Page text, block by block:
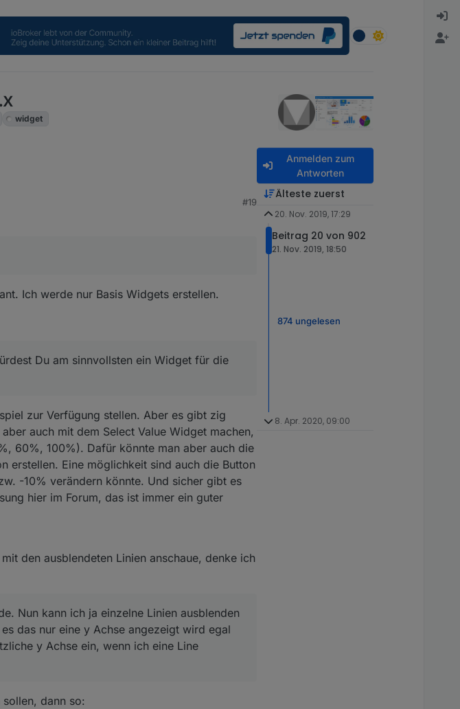
widget
Du am sinnvollsten ein Widget für die Jalousie-
ODER ist eventuell auch etwas Ganzes
#19
Ich werde nur Basis Widgets erstellen.
Du am sinnvollsten ein Widget für die
zur Verfügung stellen. Aber es gibt zig
auch mit dem Select Value Widget machen,
60%, 100%). Dafür könnte man aber auch die
erstellen. Eine möglichkeit sind auch die Button
-10% verändern könnte. Und sicher gibt es
hier im Forum, das ist immer ein guter
den ausblendeten Linien anschaue, denke ich
Nun kann ich ja einzelne Linien ausblenden
das nur eine y Achse angezeigt wird egal
y Achse ein, wenn ich eine Line
dann so:
Anmelden zum
Antworten
Älteste zuerst
20. Nov. 2019, 17:29
Beitrag 20 von 902
21. Nov. 2019, 18:50
874 ungelesen
8. Apr. 2020, 09:00